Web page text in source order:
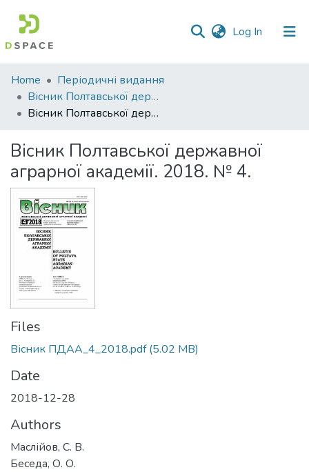
Log In (current)
Communities
&
Collections
Statistics
Home
Періодичні видання
Вісник Полтавської державної аграрної академії
Вісник Полтавської державної аграрної академії. 2018. № 4.
Вісник Полтавської державної
аграрної академії. 2018. № 4.
Files
Вісник ПДАА_4_2018.pdf(5.02 MB)
Date
2018-12-28
Authors
Маслійов, С. В.
Беседа, О. О.